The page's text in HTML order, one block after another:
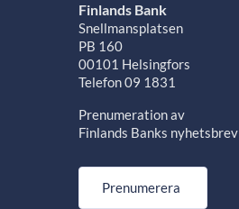
Finlands Bank
Snellmansplatsen
PB 160
00101 Helsingfors
Telefon 09 1831
Prenumeration av
Finlands Banks nyhetsbrev
Prenumerera